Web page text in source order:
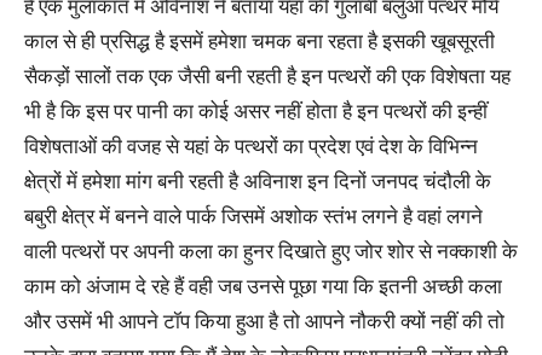
हैं एक मुलाकात में अविनाश ने बताया यहां की गुलाबी बलुआ पत्थर मौर्य
काल से ही प्रसिद्ध है इसमें हमेशा चमक बना रहता है इसकी खूबसूरती
सैकड़ों सालों तक एक जैसी बनी रहती है इन पत्थरों की एक विशेषता यह
भी है कि इस पर पानी का कोई असर नहीं होता है इन पत्थरों की इन्हीं
विशेषताओं की वजह से यहां के पत्थरों का प्रदेश एवं देश के विभिन्न
क्षेत्रों में हमेशा मांग बनी रहती है अविनाश इन दिनों जनपद चंदौली के
बबुरी क्षेत्र में बनने वाले पार्क जिसमें अशोक स्तंभ लगने है वहां लगने
वाली पत्थरों पर अपनी कला का हुनर दिखाते हुए जोर शोर से नक्काशी के
काम को अंजाम दे रहे हैं वही जब उनसे पूछा गया कि इतनी अच्छी कला
और उसमें भी आपने टॉप किया हुआ है तो आपने नौकरी क्यों नहीं की तो